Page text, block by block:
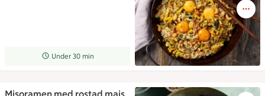
Receptet tar Under 30 min att tillaga
Under 30 min